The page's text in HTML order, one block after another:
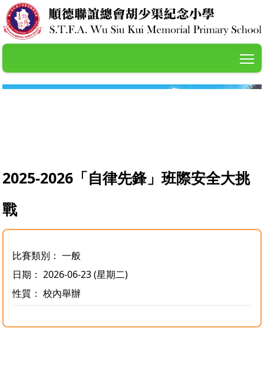
2025-2026「自律先鋒」班際安全大挑
戰
比賽類別： 一般
日期： 2026-06-23 (星期二)
性質： 校內舉辦